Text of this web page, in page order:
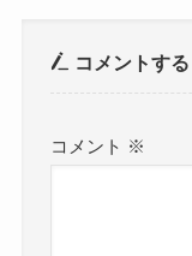
コメントする
コメント ※